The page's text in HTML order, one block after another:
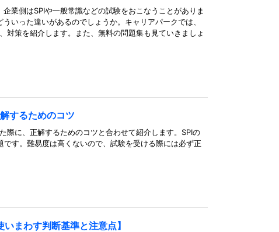
業側はSPIや一般常識などの試験をおこなうことがありま
いった違いがあるのでしょうか。キャリアパークでは、
対策を紹介します。また、無料の問題集も見ていきましょ
するためのコツ
際に、正解するためのコツと合わせて紹介します。SPIの
す。難易度は高くないので、試験を受ける際には必ず正
まわす判断基準と注意点】